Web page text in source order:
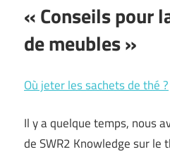
« Conseils pour
de meubles »
Où jeter les sachets de thé ?
Il y a quelque temps, nous
de SWR2 Knowledge sur le